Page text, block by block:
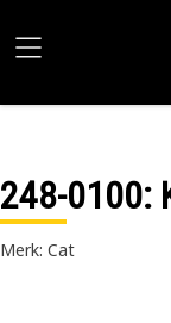
248-0100:
Merk: Cat